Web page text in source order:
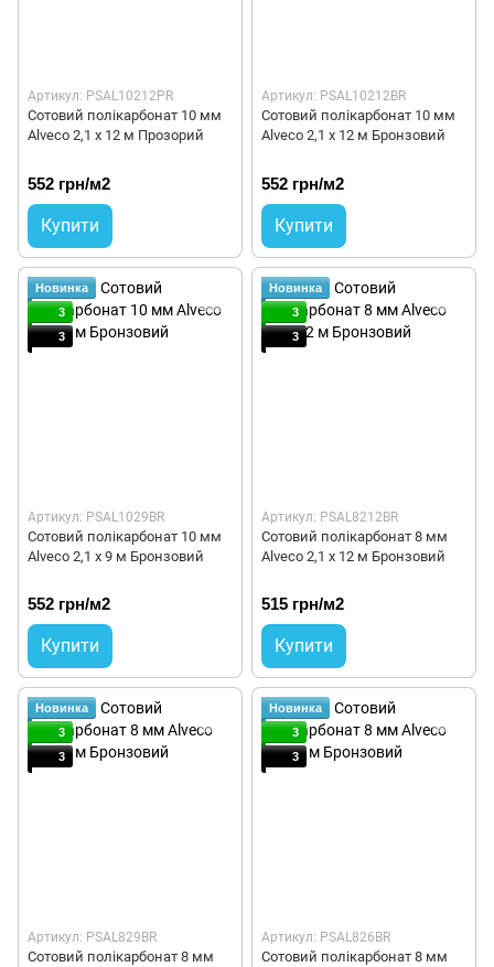
Артикул: PSAL10212PR
Сотовий полікарбонат 10 мм
Alveco 2,1 x 12 м Прозорий
552 грн/м2
Купити
Артикул: PSAL10212BR
Сотовий полікарбонат 10 мм
Alveco 2,1 x 12 м Бронзовий
552 грн/м2
Купити
Новинка
3
3
Артикул: PSAL1029BR
Сотовий полікарбонат 10 мм
Alveco 2,1 x 9 м Бронзовий
552 грн/м2
Купити
Новинка
3
3
Артикул: PSAL8212BR
Сотовий полікарбонат 8 мм
Alveco 2,1 x 12 м Бронзовий
515 грн/м2
Купити
Новинка
3
3
Артикул: PSAL829BR
Сотовий полікарбонат 8 мм
Новинка
3
3
Артикул: PSAL826BR
Сотовий полікарбонат 8 мм